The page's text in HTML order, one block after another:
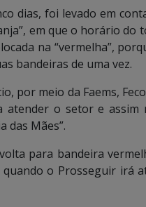
dias, foi levado em
em que o horário do
na “vermelha”,
bandeiras de uma vez.
por meio da Faems,
atender o setor e
das Mães”.
para bandeira
o Prosseguir irá